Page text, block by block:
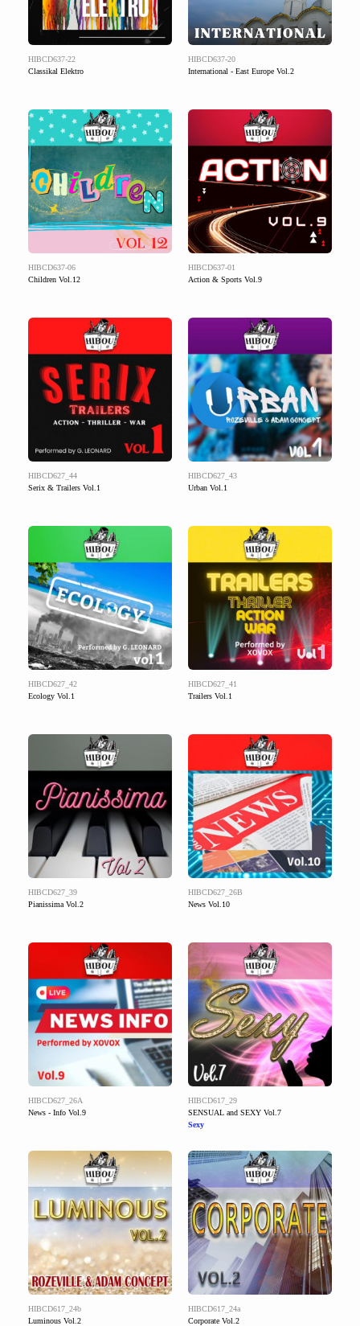
HIBCD637-22
Classikal Elektro
HIBCD637-20
International - East Europe Vol.2
HIBCD637-06
Children Vol.12
HIBCD637-01
Action & Sports Vol.9
HIBCD627_44
Serix & Trailers Vol.1
HIBCD627_43
Urban Vol.1
HIBCD627_42
Ecology Vol.1
HIBCD627_41
Trailers Vol.1
HIBCD627_39
Pianissima Vol.2
HIBCD627_26B
News Vol.10
HIBCD627_26A
News - Info Vol.9
HIBCD617_29
SENSUAL and SEXY Vol.7
Sexy
HIBCD617_24b
Luminous Vol.2
HIBCD617_24a
Corporate Vol.2